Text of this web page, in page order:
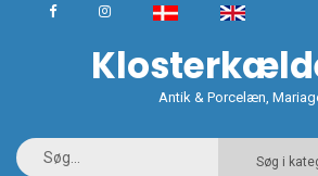
Antik & Porcelæn,
Søg i